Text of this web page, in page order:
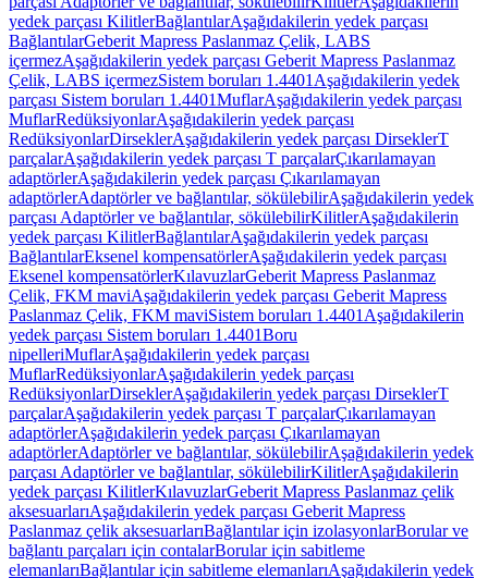
yedek parçası KilitlerBağlantılarAşağıdakilerin yedek parçası
BağlantılarGeberit Mapress Paslanmaz Çelik, LABS
içermezAşağıdakilerin yedek parçası Geberit Mapress Paslanmaz
Çelik, LABS içermezSistem boruları 1.4401 Aşağıdakilerin yedek
parçası Sistem boruları 1.4401MuflarAşağıdakilerin yedek parçası
MuflarRedüksiyonlarAşağıdakilerin yedek parçası
RedüksiyonlarDirseklerAşağıdakilerin yedek parçası DirseklerT
parçalarAşağıdakilerin yedek parçası T parçalarÇıkarılamayan
adaptörlerAşağıdakilerin yedek parçası Çıkarılamayan
adaptörlerAdaptörler ve bağlantılar, sökülebilirAşağıdakilerin yedek
parçası Adaptörler ve bağlantılar, sökülebilirKilitlerAşağıdakilerin
yedek parçası KilitlerBağlantılarAşağıdakilerin yedek parçası
BağlantılarEksenel kompensatörlerAşağıdakilerin yedek parçası
Eksenel kompensatörlerKılavuzlarGeberit Mapress Paslanmaz
Çelik, FKM maviAşağıdakilerin yedek parçası Geberit Mapress
Paslanmaz Çelik, FKM maviSistem boruları 1.4401 Aşağıdakilerin
yedek parçası Sistem boruları 1.4401Boru
nipelleriMuflarAşağıdakilerin yedek parçası
MuflarRedüksiyonlarAşağıdakilerin yedek parçası
RedüksiyonlarDirseklerAşağıdakilerin yedek parçası DirseklerT
parçalarAşağıdakilerin yedek parçası T parçalarÇıkarılamayan
adaptörlerAşağıdakilerin yedek parçası Çıkarılamayan
adaptörlerAdaptörler ve bağlantılar, sökülebilirAşağıdakilerin yedek
parçası Adaptörler ve bağlantılar, sökülebilirKilitlerAşağıdakilerin
yedek parçası KilitlerKılavuzlarGeberit Mapress Paslanmaz çelik
aksesuarlarıAşağıdakilerin yedek parçası Geberit Mapress
Paslanmaz çelik aksesuarlarıBağlantılar için izolasyonlarBorular ve
bağlantı parçaları için contalarBorular için sabitleme
elemanlarıBağlantılar için sabitleme elemanlarıAşağıdakilerin yedek